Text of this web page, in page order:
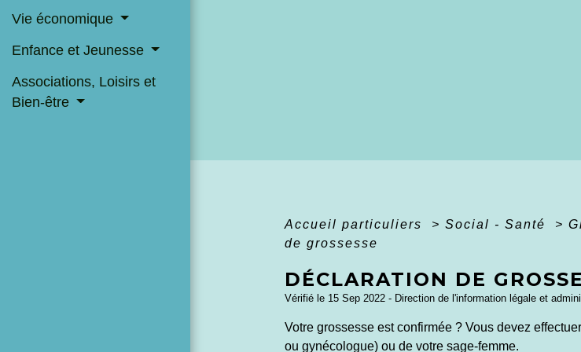
Vie économique
Enfance et Jeunesse
Associations, Loisirs et
Bien-être
Accueil particuliers > Social - Santé >
de grossesse
DÉCLARATION DE
Vérifié le 15 Sep 2022 - Direction de l'information légale et
Votre grossesse est confirmée ? Vous devez
ou gynécologue) ou de votre sage-femme.